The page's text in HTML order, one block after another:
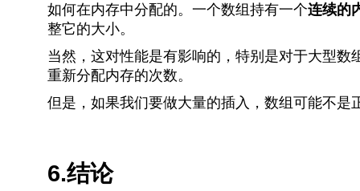
如何在内存中分配的。一个数组持有一个连续的
整它的大小。
当然，这对性能是有影响的，特别是对于大型数
重新分配内存的次数。
但是，如果我们要做大量的插入，数组可能不是
6.结论